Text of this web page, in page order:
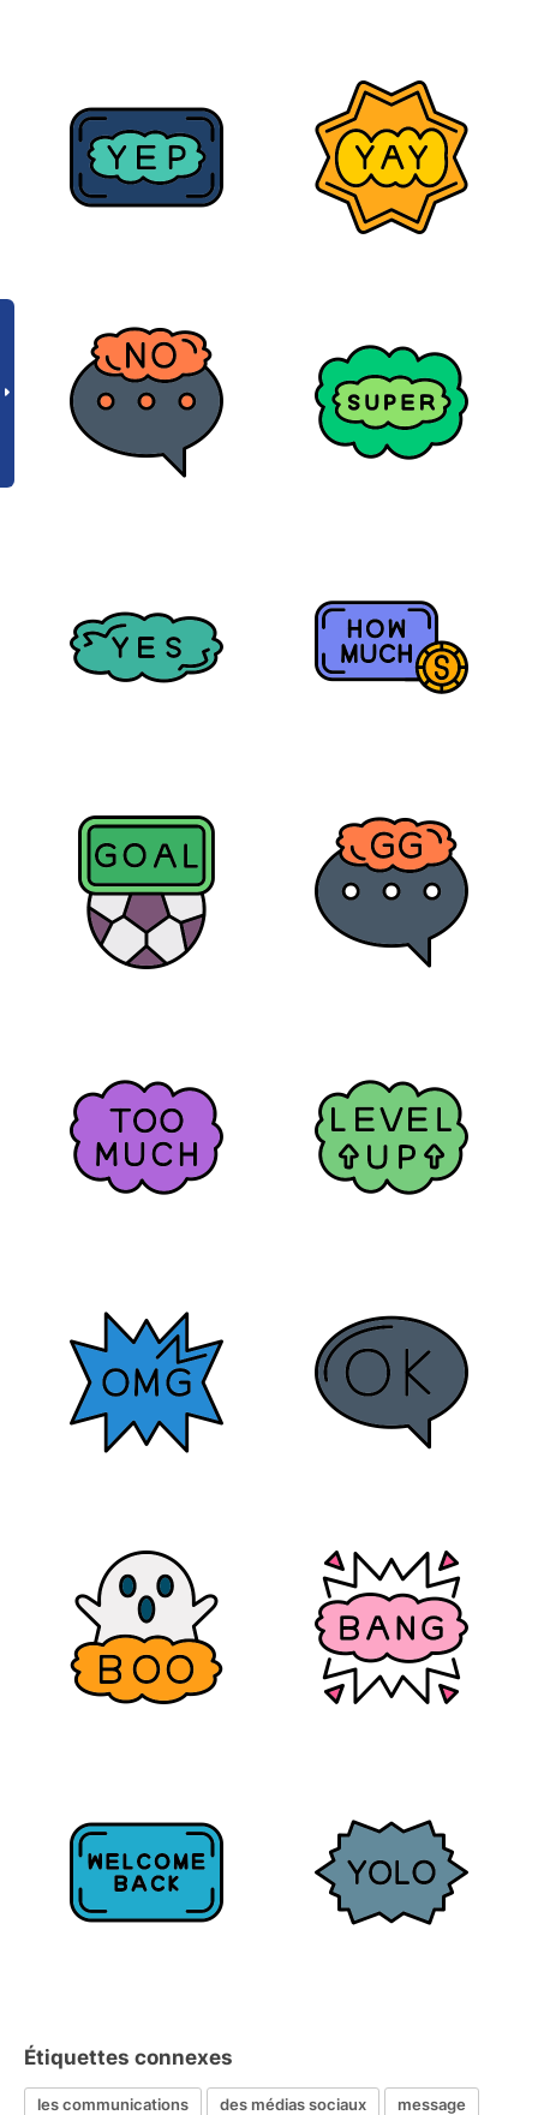
Étiquettes connexes
les communications des médias sociaux
message